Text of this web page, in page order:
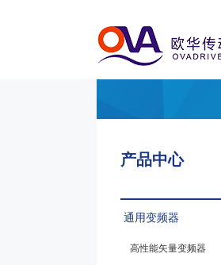
产品中心
通用变频器
高性能矢量变频器